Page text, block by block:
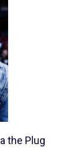
the Plug